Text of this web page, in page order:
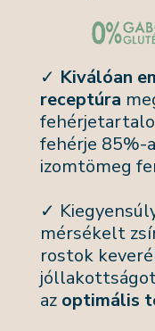
✓ Kiválóan
receptúra
fehérje 85%-
izomtömeg
✓
mérsékelt
rostok
azoptimális